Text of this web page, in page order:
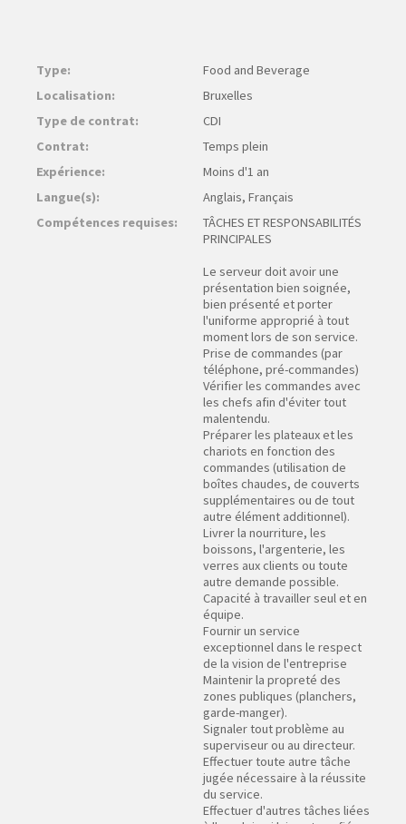
Type:
Food and Beverage
Localisation:
Bruxelles
Type de contrat:
CDI
Contrat:
Temps plein
Expérience:
Moins d'1 an
Langue(s):
Anglais, Français
Compétences requises:
TÂCHES ET RESPONSABILITÉS
PRINCIPALES
Le serveur doit avoir une
présentation bien soignée,
bien présenté et porter
l'uniforme approprié à tout
moment lors de son service.
Prise de commandes (par
téléphone, pré-commandes)
Vérifier les commandes avec
les chefs afin d'éviter tout
malentendu.
Préparer les plateaux et les
chariots en fonction des
commandes (utilisation de
boîtes chaudes, de couverts
supplémentaires ou de tout
autre élément additionnel).
Livrer la nourriture, les
boissons, l'argenterie, les
verres aux clients ou toute
autre demande possible.
Capacité à travailler seul et en
équipe.
Fournir un service
exceptionnel dans le respect
de la vision de l'entreprise
Maintenir la propreté des
zones publiques (planchers,
garde-manger).
Signaler tout problème au
superviseur ou au directeur.
Effectuer toute autre tâche
jugée nécessaire à la réussite
du service.
Effectuer d'autres tâches liées